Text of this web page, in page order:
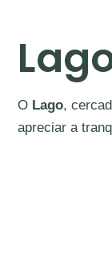
O Lago,
apreciar a